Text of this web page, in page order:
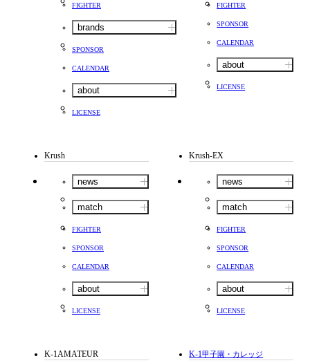
FIGHTER
brands
SPONSOR
CALENDAR
about
LICENSE
FIGHTER
SPONSOR
CALENDAR
about
LICENSE
Krush
news
match
FIGHTER
SPONSOR
CALENDAR
about
LICENSE
Krush-EX
news
match
FIGHTER
SPONSOR
CALENDAR
about
LICENSE
K-1AMATEUR K-1甲子園・カレッジ